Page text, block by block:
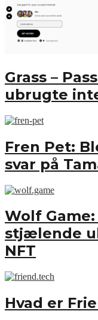
Grass –
ubrugte
Fren Pet:
svar på
Wolf
stjælende
NFT
Hvad er